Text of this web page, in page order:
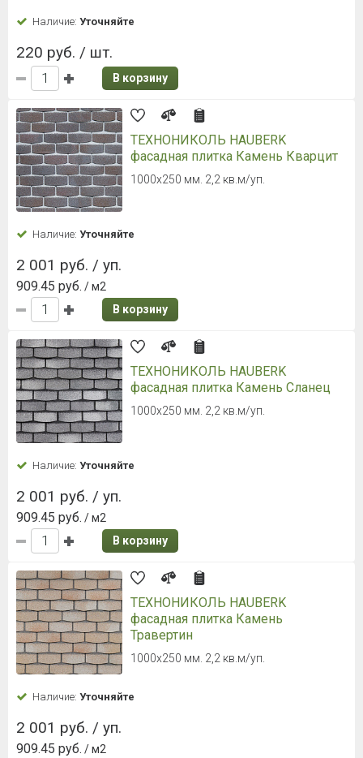
Наличие: Уточняйте
220 руб. / шт.
В корзину
ТЕХНОНИКОЛЬ HAUBERK
фасадная плитка Камень Кварцит
1000х250 мм. 2,2 кв.м/уп.
Наличие: Уточняйте
2 001 руб. / уп.
909.45 руб. / м2
В корзину
ТЕХНОНИКОЛЬ HAUBERK
фасадная плитка Камень Сланец
1000х250 мм. 2,2 кв.м/уп.
Наличие: Уточняйте
2 001 руб. / уп.
909.45 руб. / м2
В корзину
ТЕХНОНИКОЛЬ HAUBERK
фасадная плитка Камень
Травертин
1000х250 мм. 2,2 кв.м/уп.
Наличие: Уточняйте
2 001 руб. / уп.
909.45 руб. / м2